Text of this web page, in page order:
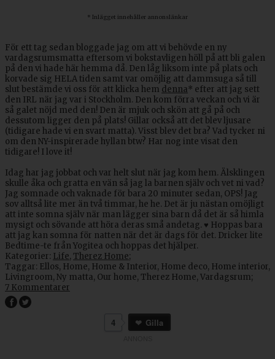
* Inlägget innehåller annonslänkar
För ett tag sedan bloggade jag om att vi behövde en ny
vardagsrumsmatta eftersom vi bokstavligen höll på att bli galen
på den vi hade här hemma då. Den låg liksom inte på plats och
korvade sig HELA tiden samt var omöjlig att dammsuga så till
slut bestämde vi oss för att klicka hem denna* efter att jag sett
den IRL när jag var i Stockholm. Den kom förra veckan och vi är
så galet nöjd med den! Den är mjuk och skön att gå på och
dessutom ligger den på plats! Gillar också att det blev ljusare
(tidigare hade vi en svart matta). Visst blev det bra? Vad tycker ni
om den NY-inspirerade hyllan btw? Har nog inte visat den
tidigare! I love it!
Idag har jag jobbat och var helt slut när jag kom hem. Älsklingen
skulle åka och gratta en vän så jag la barnen själv och vet ni vad?
Jag somnade och vaknade för bara 20 minuter sedan, OPS! Jag
sov alltså lite mer än två timmar, he he. Det är ju nästan omöjligt
att inte somna själv när man lägger sina barn då det är så himla
mysigt och sövande att höra deras små andetag. ♥ Hoppas bara
att jag kan somna för natten när det är dags för det. Dricker lite
Bedtime-te från Yogitea och hoppas det hjälper.
Kategorier: Life, Therez Home;
Taggar: Ellos, Home, Home & Interior, Home deco, Home interior,
Livingroom, Ny matta, Our home, Therez Home, Vardagsrum;
7 Kommentarer
4 Gilla